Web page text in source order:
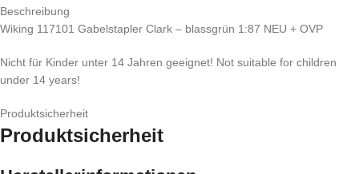
Beschreibung
Wiking 117101 Gabelstapler Clark – blassgrün 1:87 NEU + OVP
Nicht für Kinder unter 14 Jahren geeignet! Not suitable for children
under 14 years!
Produktsicherheit
Produktsicherheit